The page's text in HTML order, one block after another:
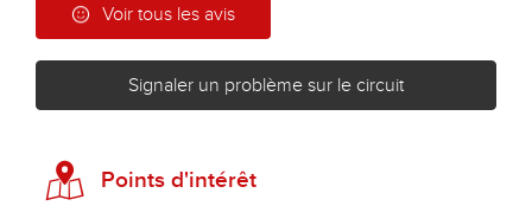
Voir tous les avis
Signaler un problème sur le circuit
Points d'intérêt